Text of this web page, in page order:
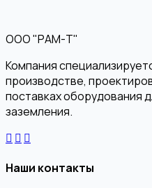
ООО "РАМ-Т"
Компания
производстве,
поставках оборудования
заземления.
Наши контакты